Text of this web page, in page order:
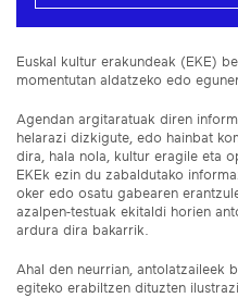
Euskal kultur erakundeak (EKE)
momentutan aldatzeko edo
Agendan argitaratuak diren
helarazi dizkigute, edo hainbat
dira, hala nola, kultur eragile eta
EKEk ezin du zabaldutako
oker edo osatu gabearen
azalpen-testuak ekitaldi horien
ardura dira bakarrik.
Ahal den neurrian, antolatzaileek
egiteko erabiltzen dituzten